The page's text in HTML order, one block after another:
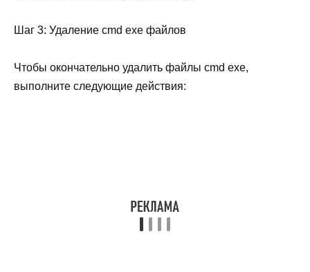
Шаг 3: Удаление cmd exe файлов
Чтобы окончательно удалить файлы cmd exe,
выполните следующие действия: